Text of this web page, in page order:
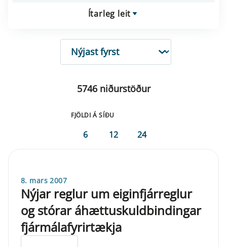
Ítarleg leit
RÖÐUN
5746 niðurstöður
FJÖLDI Á SÍÐU
6 12 24
8. mars 2007
Nýjar reglur um eiginfjárreglur
og stórar áhættuskuldbindingar
fjármálafyrirtækja